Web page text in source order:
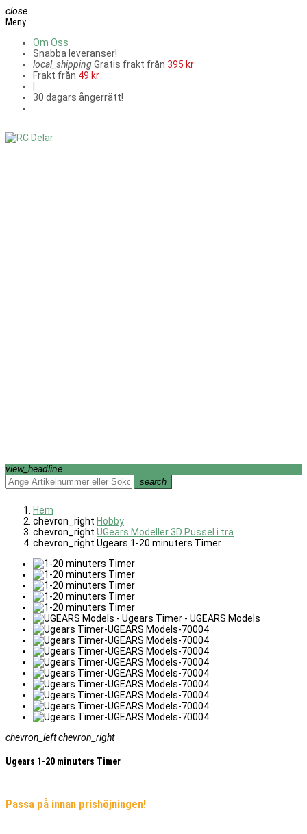
close
Meny
Om Oss
Snabba leveranser!
local_shippingGratis frakt från 395 kr
Frakt från 49 kr
30 dagars ångerrätt!
view_headline
search
Hem
chevron_right Hobby
chevron_right UGears Modeller 3D Pussel i trä
chevron_right Ugears 1-20 minuters Timer
chevron_leftchevron_right
Ugears 1-20 minuters Timer
Passa på innan prishöjningen!